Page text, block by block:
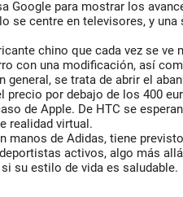
Google para mostrar los
se centre en televisores, y
chino que cada vez se ve
con una modificación, así
general, se trata de abrir el
precio por debajo de los 400
de Apple. De HTC se
realidad virtual.
manos de Adidas, tiene
activos, algo más
su estilo de vida es saludable.